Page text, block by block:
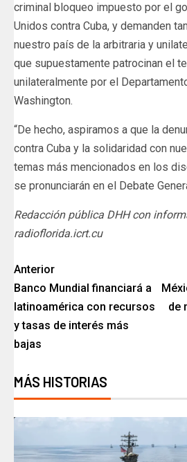
criminal bloqueo impuesto por el
Unidos contra Cuba, y demanden
nuestro país de la arbitraria y
que supuestamente patrocinan el
unilateralmente por el
Washington.
“De hecho, aspiramos a que la
contra Cuba y la solidaridad con
temas más mencionados en los
se pronunciarán en el Debate
Redacción pública DHH con
radioflorida.icrt.cu
Anterior
Banco Mundial financiará a
latinoamérica con recursos
y tasas de interés más
bajas
de
MÁS HISTORIAS